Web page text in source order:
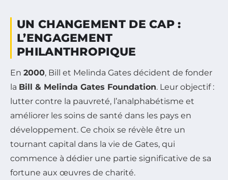
UN CHANGEMENT DE CAP :
L’ENGAGEMENT
PHILANTHROPIQUE
En 2000, Bill et Melinda Gates décident de fonder
la Bill & Melinda Gates Foundation. Leur objectif :
lutter contre la pauvreté, l’analphabétisme et
améliorer les soins de santé dans les pays en
développement. Ce choix se révèle être un
tournant capital dans la vie de Gates, qui
commence à dédier une partie significative de sa
fortune aux œuvres de charité.